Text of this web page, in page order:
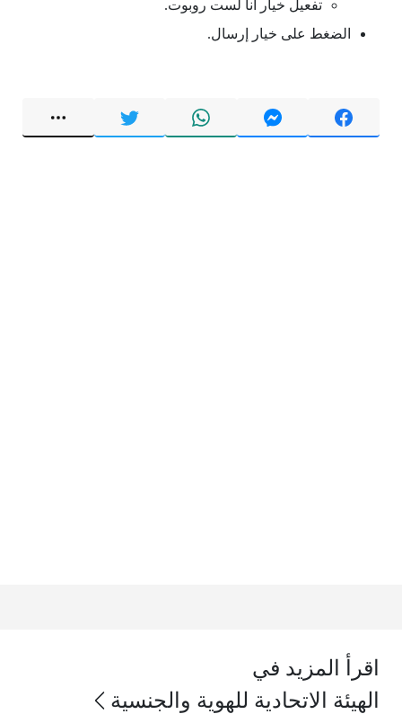
تفعيل خيار أنا لست روبوت.
الضغط على خيار إرسال.
اقرأ المزيد في
الهيئة الاتحادية للهوية والجنسية